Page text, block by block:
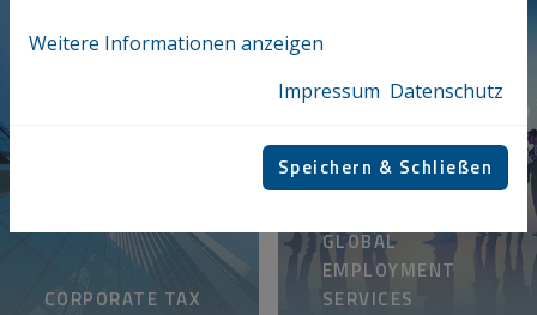
CORPORATE TAX
GLOBAL
EMPLOYMENT
SERVICES
Weitere Informationen anzeigen
Impressum Datenschutz
Speichern & Schließen